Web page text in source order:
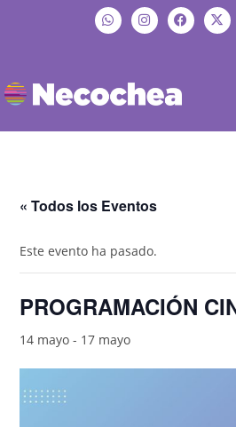
« Todos los Eventos
Este evento ha pasado.
PROGRAMACIÓN
14 mayo - 17 mayo